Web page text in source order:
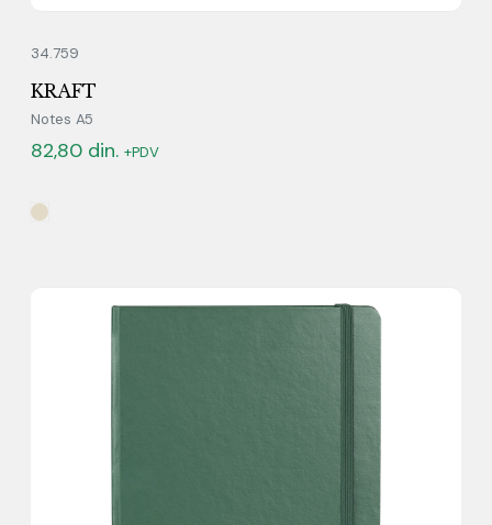
34.759
KRAFT
Notes A5
82,80 din. +PDV